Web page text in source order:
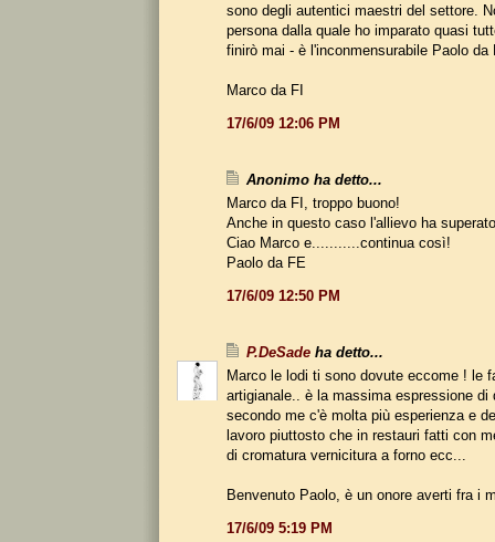
sono degli autentici maestri del settore.
persona dalla quale ho imparato quasi
finirò mai - è l'inconmensurabile Paolo da
Marco da FI
17/6/09 12:06 PM
Anonimo ha detto...
Marco da FI, troppo buono!
Anche in questo caso l'allievo ha
Ciao Marco e...........continua così!
Paolo da FE
17/6/09 12:50 PM
P.DeSade ha detto...
Marco le lodi ti sono dovute eccome ! le
artigianale.. è la massima espressione di
secondo me c'è molta più esperienza e
lavoro piuttosto che in restauri fatti con
di cromatura vernicitura a forno ecc...
Benvenuto Paolo, è un onore averti fra i
17/6/09 5:19 PM